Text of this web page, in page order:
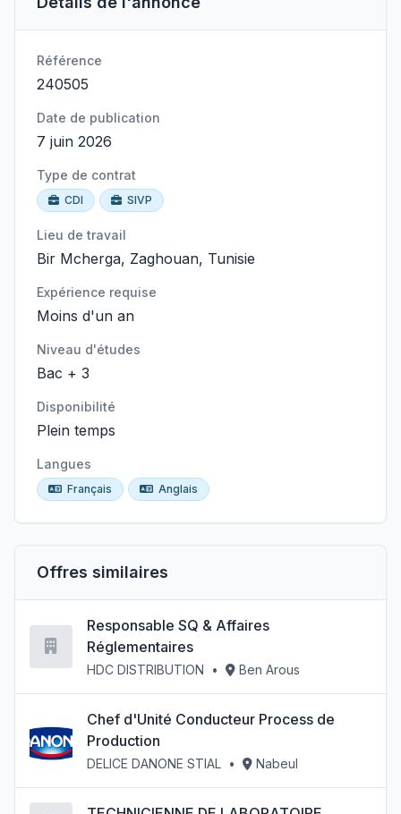
Référence
240505
Date de publication
7 juin 2026
Type de contrat
CDI SIVP
Lieu de travail
Bir Mcherga, Zaghouan, Tunisie
Expérience requise
Moins d'un an
Niveau d'études
Bac + 3
Disponibilité
Plein temps
Langues
Français Anglais
Offres similaires
Responsable SQ & Affaires
Réglementaires
HDC DISTRIBUTION • Ben Arous
Chef d'Unité Conducteur Process de
Production
DELICE DANONE STIAL • Nabeul